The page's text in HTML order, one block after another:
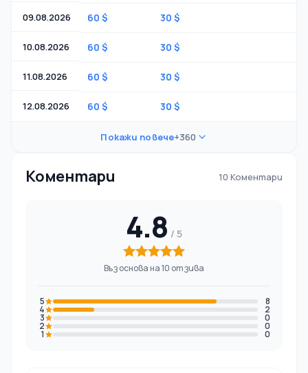
09.08.2026 60 $ 30 $
10.08.2026 60 $ 30 $
11.08.2026 60 $ 30 $
12.08.2026 60 $ 30 $
Покажи повече+360
Коментари 10 Коментари
4.8
Въз основа на 10 отзива
5 8
4 2
3 0
2 0
1 0